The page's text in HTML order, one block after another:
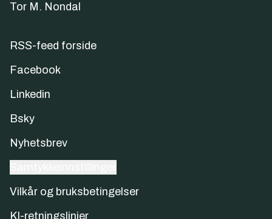
Tor M. Nondal
RSS-feed forside
Facebook
Linkedin
Bsky
Nyhetsbrev
Vilkår og bruksbetingelser
KI-retningslinjer